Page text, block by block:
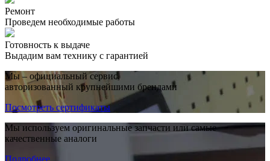
Ремонт
Проведем необходимые работы
Готовность к выдаче
Выдадим вам технику с гарантией
Мы – официальный сервис,
авторизованный крупнейшими брендами
Посмотреть сертификаты
Мы используем оригинальные запчасти или самые
качественные аналоги
Подробнее